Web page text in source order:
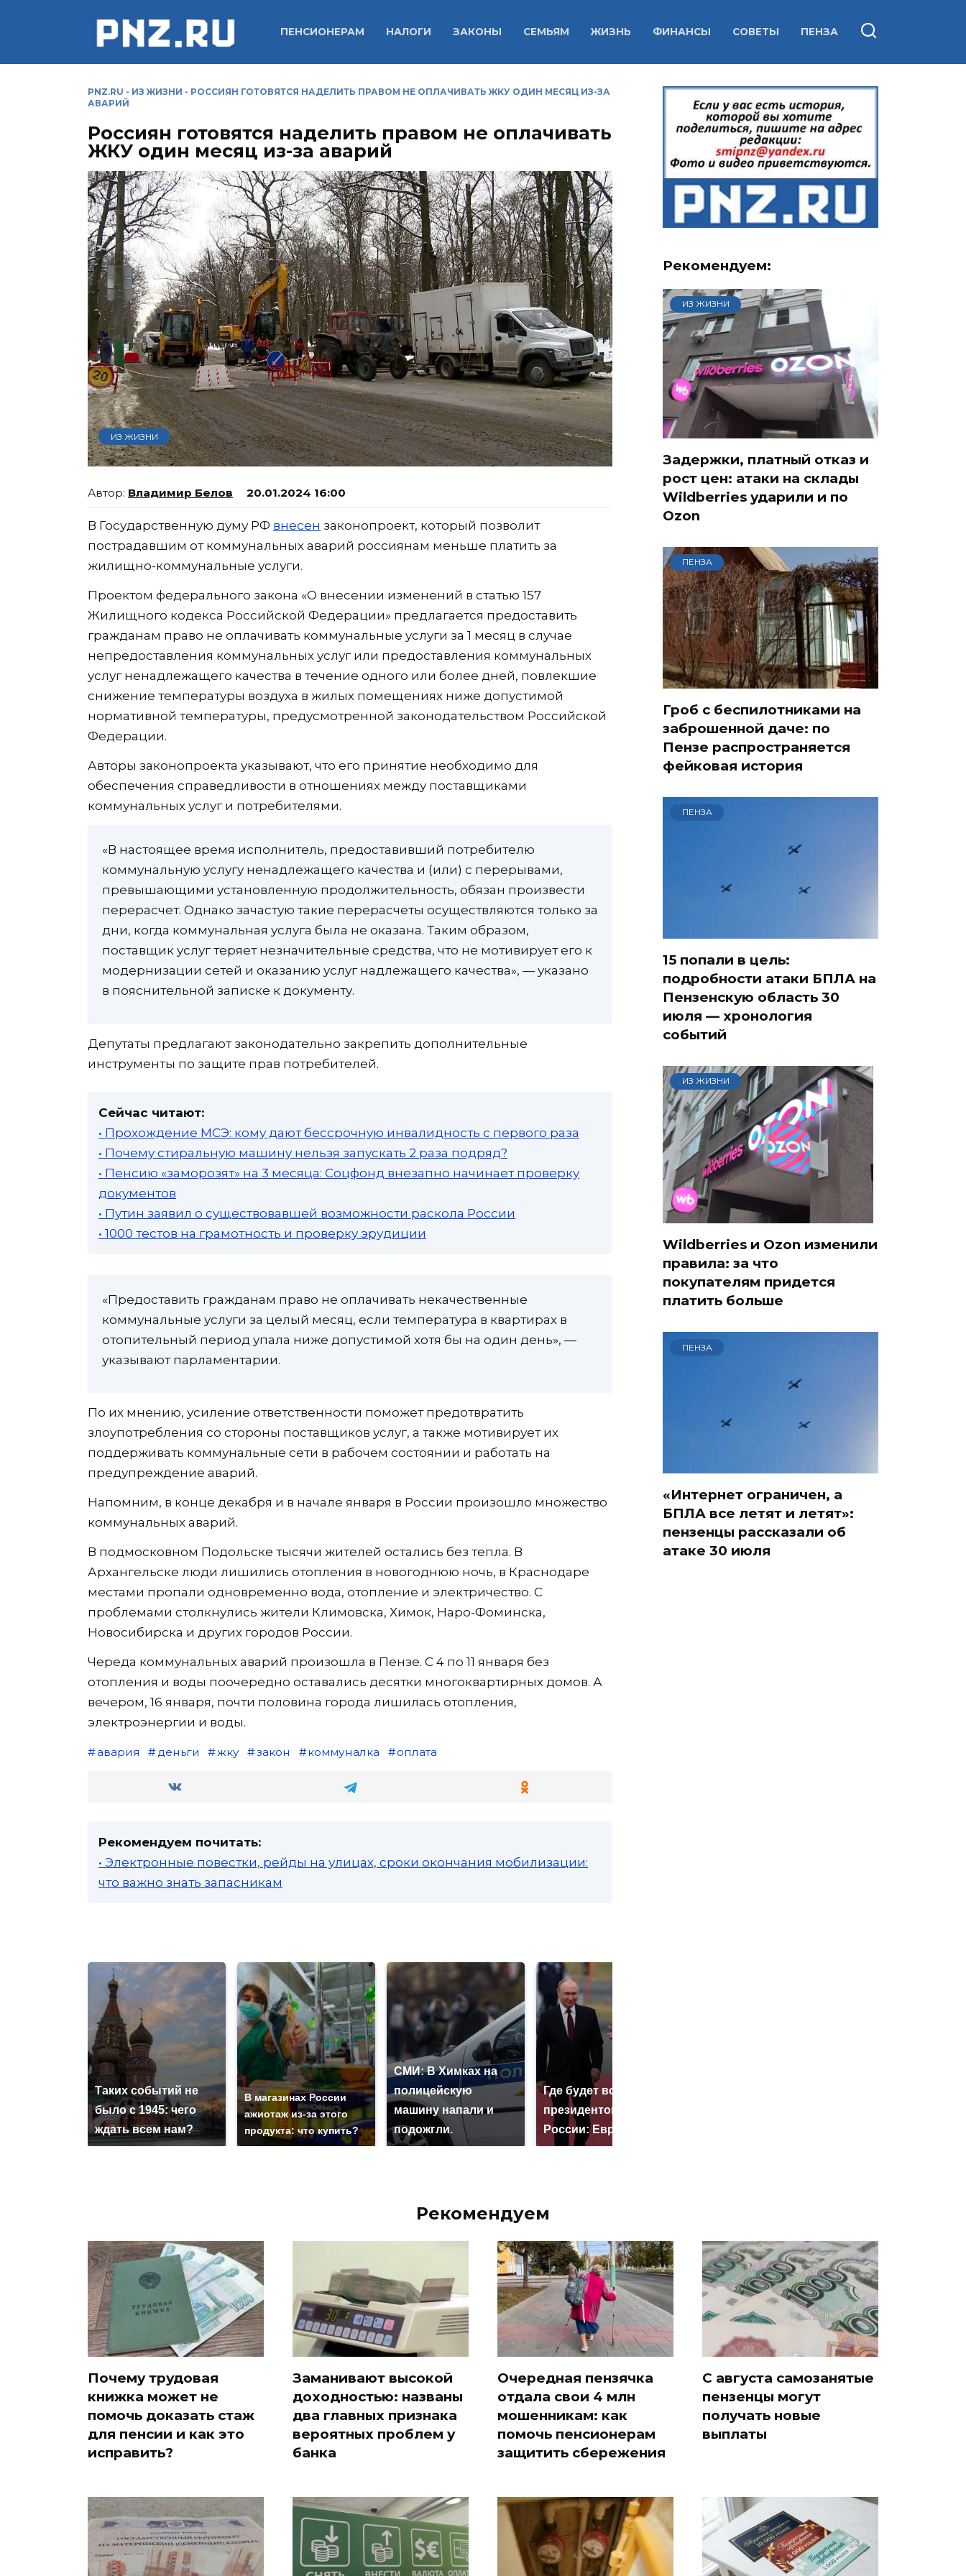
ПЕНСИОНЕРАМ НАЛОГИ ЗАКОНЫ СЕМЬЯМ ЖИЗНЬ ФИНАНСЫ СОВЕТЫ ПЕНЗА
PNZ.RU - ИЗ ЖИЗНИ - РОССИЯН ГОТОВЯТСЯ НАДЕЛИТЬ ПРАВОМ НЕ ОПЛАЧИВАТЬ ЖКУ ОДИН МЕСЯЦ ИЗ-ЗА
АВАРИЙ
Россиян готовятся наделить правом не оплачивать
ЖКУ один месяц из-за аварий
ИЗ ЖИЗНИ
Владимир Белов 20.01.2024 16:00
В Государственную думу РФ внесен законопроект, который позволит
пострадавшим от коммунальных аварий россиянам меньше платить за
жилищно-коммунальные услуги.
Проектом федерального закона «О внесении изменений в статью 157
Жилищного кодекса Российской Федерации» предлагается предоставить
гражданам право не оплачивать коммунальные услуги за 1 месяц в случае
непредоставления коммунальных услуг или предоставления коммунальных
услуг ненадлежащего качества в течение одного или более дней, повлекшие
снижение температуры воздуха в жилых помещениях ниже допустимой
нормативной температуры, предусмотренной законодательством Российской
Федерации.
Авторы законопроекта указывают, что его принятие необходимо для
обеспечения справедливости в отношениях между поставщиками
коммунальных услуг и потребителями.
«В настоящее время исполнитель, предоставивший потребителю
коммунальную услугу ненадлежащего качества и (или) с перерывами,
превышающими установленную продолжительность, обязан произвести
перерасчет. Однако зачастую такие перерасчеты осуществляются только за
дни, когда коммунальная услуга была не оказана. Таким образом,
поставщик услуг теряет незначительные средства, что не мотивирует его к
модернизации сетей и оказанию услуг надлежащего качества», — указано
в пояснительной записке к документу.
Депутаты предлагают законодательно закрепить дополнительные
инструменты по защите прав потребителей.
Сейчас читают:
• Прохождение МСЭ: кому дают бессрочную инвалидность с первого раза
• Почему стиральную машину нельзя запускать 2 раза подряд?
• Пенсию «заморозят» на 3 месяца: Соцфонд внезапно начинает проверку
документов
• Путин заявил о существовавшей возможности раскола России
• 1000 тестов на грамотность и проверку эрудиции
«Предоставить гражданам право не оплачивать некачественные
коммунальные услуги за целый месяц, если температура в квартирах в
отопительный период упала ниже допустимой хотя бы на один день», —
указывают парламентарии.
По их мнению, усиление ответственности поможет предотвратить
злоупотребления со стороны поставщиков услуг, а также мотивирует их
поддерживать коммунальные сети в рабочем состоянии и работать на
предупреждение аварий.
Напомним, в конце декабря и в начале января в России произошло множество
коммунальных аварий.
В подмосковном Подольске тысячи жителей остались без тепла. В
Архангельске люди лишились отопления в новогоднюю ночь, в Краснодаре
местами пропали одновременно вода, отопление и электричество. С
проблемами столкнулись жители Климовска, Химок, Наро-Фоминска,
Новосибирска и других городов России.
Череда коммунальных аварий произошла в Пензе. С 4 по 11 января без
отопления и воды поочередно оставались десятки многоквартирных домов. А
вечером, 16 января, почти половина города лишилась отопления,
электроэнергии и воды.
авария деньги жку закон коммуналка оплата
Рекомендуем почитать:
• Электронные повестки, рейды на улицах, сроки окончания мобилизации:
что важно знать запасникам
Таких событий не
было с 1945: чего
ждать всем нам?
В магазинах России
ажиотаж из-за этого
продукта: что купить?
СМИ: В Химках на
полицейскую
машину напали и
подожгли.
Где будет встреча
президентов США и
России: Европа?
Рекомендуем:
ИЗ ЖИЗНИ
Задержки, платный отказ и
рост цен: атаки на склады
Wildberries ударили и по
Ozon
ПЕНЗА
Гроб с беспилотниками на
заброшенной даче: по
Пензе распространяется
фейковая история
ПЕНЗА
15 попали в цель:
подробности атаки БПЛА на
Пензенскую область 30
июля — хронология
событий
ИЗ ЖИЗНИ
Wildberries и Ozon изменили
правила: за что
покупателям придется
платить больше
ПЕНЗА
«Интернет ограничен, а
БПЛА все летят и летят»:
пензенцы рассказали об
атаке 30 июля
Рекомендуем
Почему трудовая
книжка может не
помочь доказать стаж
для пенсии и как это
исправить?
Заманивают высокой
доходностью: названы
два главных признака
вероятных проблем у
банка
Очередная пензячка
отдала свои 4 млн
мошенникам: как
помочь пенсионерам
защитить сбережения
С августа самозанятые
пензенцы могут
получать новые
выплаты